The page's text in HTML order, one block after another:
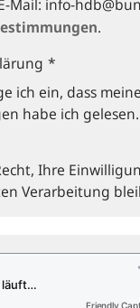
info-
.
*
ich ein, dass
habe ich gelesen.
Ihre
Verarbeitung
Friendly